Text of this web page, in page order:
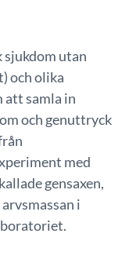
sjukdom utan
och olika
att samla in
och genuttryck
med
gensaxen,
i